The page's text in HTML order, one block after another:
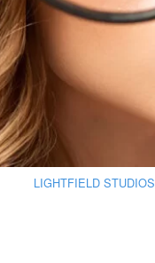
LIGHTFIELD STUDIOS